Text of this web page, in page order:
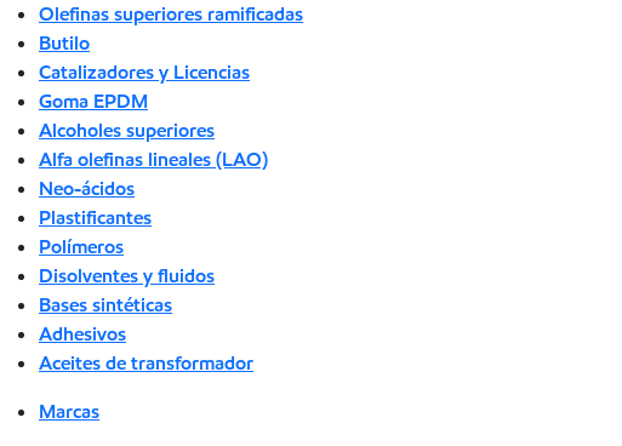
Olefinas superiores ramificadas
Butilo
Catalizadores y Licencias
Goma EPDM
Alcoholes superiores
Alfa olefinas lineales (LAO)
Neo-ácidos
Plastificantes
Polímeros
Disolventes y fluidos
Bases sintéticas
Adhesivos
Aceites de transformador
Marcas